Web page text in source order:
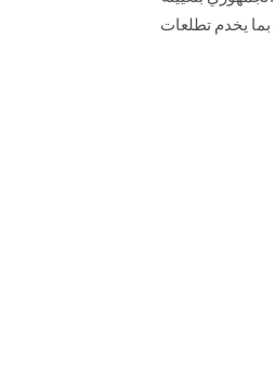
بما يخدم تطلعات